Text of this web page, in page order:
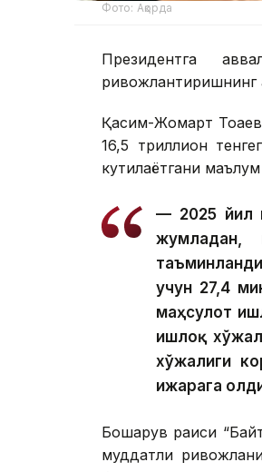
Фото: Ақорда
Президентга
ривожлантиришнинг
Қасим-Жомарт
16,5 триллион
кутилаётгани маълум
— 2025 йил
жумладан,
учун 27,4
маҳсулот
Қишлоқ
хўжалиги
ижарага
Бошқарув раиси
муддатли